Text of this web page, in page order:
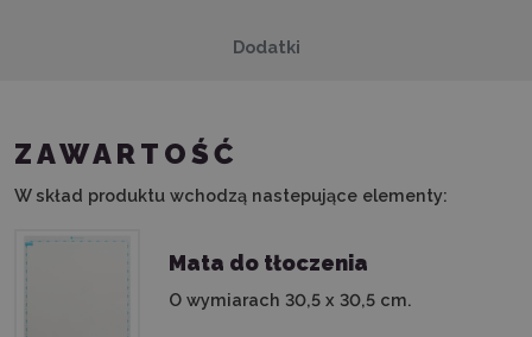
Dodatki
ZAWARTOŚĆ
W skład produktu wchodzą nastepujące elementy:
Mata do tłoczenia
O wymiarach 30,5 x 30,5 cm.